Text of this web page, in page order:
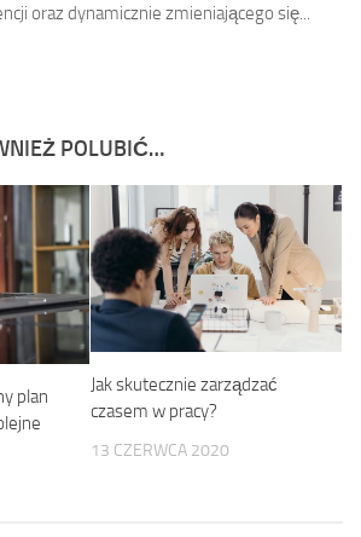
oraz dynamicznie zmieniającego się...
POLUBIĆ…
plan
Jak skutecznie zarządzać
czasem w pracy?
13 CZERWCA 2020